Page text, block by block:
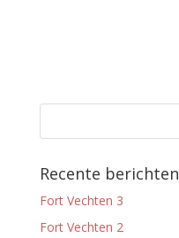
Recente berichten
Fort Vechten 3
Fort Vechten 2